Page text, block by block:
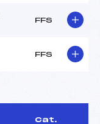
FFS
FFS
Cat.